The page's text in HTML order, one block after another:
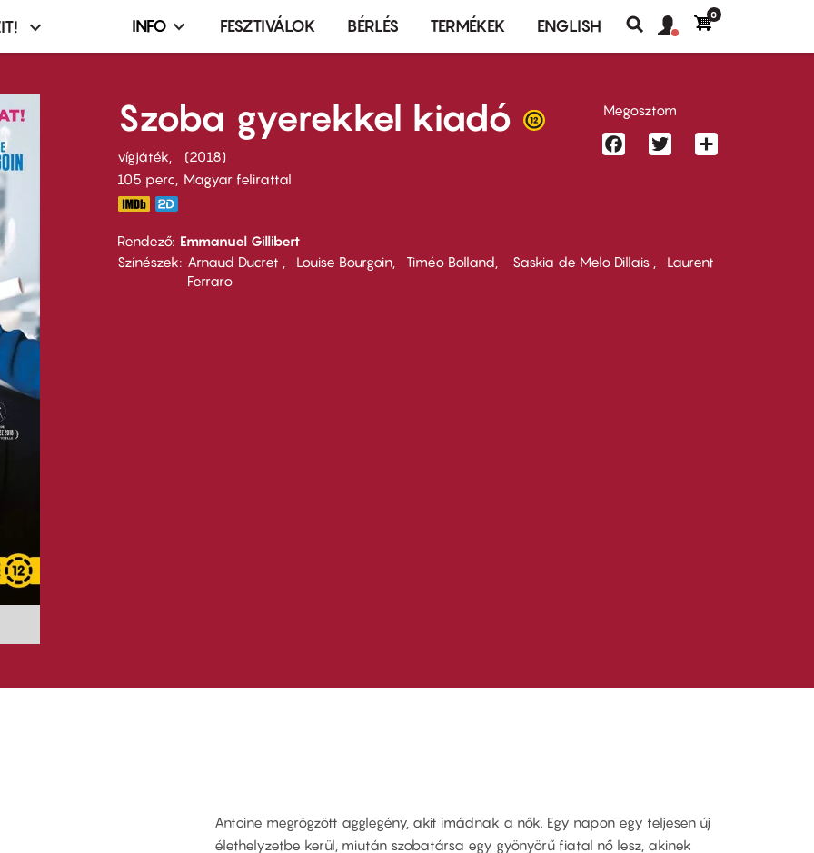
Infó,
terembérlés
menü
INFO FESZTIVÁLOK BÉRLÉS TERMÉKEK ENGLISH
Keresés
fiók
Felhasználói
0
Szoba gyerekkel kiadó
vígjáték
2018
105 perc,
Magyar felirattal
Rendező Emmanuel Gillibert
Színészek
Arnaud Ducret Louise Bourgoin Timéo Bolland Saskia de Melo Dillais
Laurent
Ferraro
Megosztom
FacebookTwitter
Antoine megrögzött agglegény, akit imádnak a nők. Egy napon egy teljesen új
élethelyzetbe kerül, miután szobatársa egy gyönyörű fiatal nő lesz, akinek